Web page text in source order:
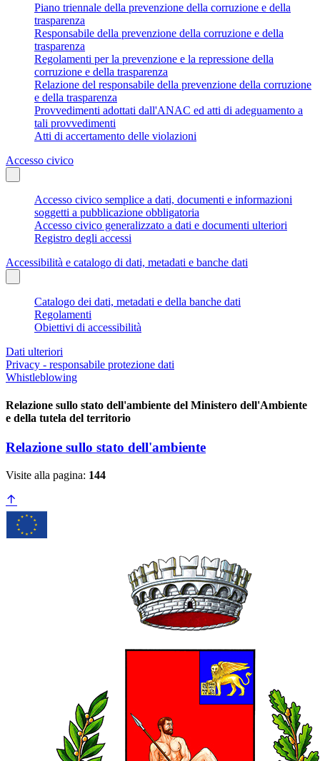
Piano triennale della prevenzione della corruzione e della
trasparenza
Responsabile della prevenzione della corruzione e della
trasparenza
Regolamenti per la prevenzione e la repressione della
corruzione e della trasparenza
Relazione del responsabile della prevenzione della corruzione
e della trasparenza
Provvedimenti adottati dall'ANAC ed atti di adeguamento a
tali provvedimenti
Atti di accertamento delle violazioni
Accesso civico
Accesso civico semplice a dati, documenti e informazioni
soggetti a pubblicazione obbligatoria
Accesso civico generalizzato a dati e documenti ulteriori
Registro degli accessi
Accessibilità e catalogo di dati, metadati e banche dati
Catalogo dei dati, metadati e della banche dati
Regolamenti
Obiettivi di accessibilità
Dati ulteriori
Privacy - responsabile protezione dati
Whistleblowing
Relazione sullo stato dell'ambiente del Ministero dell'Ambiente
e della tutela del territorio
Relazione sullo stato dell'ambiente
Visite alla pagina: 144